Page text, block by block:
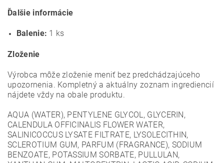
Ďalšie informácie
Balenie: 1 ks
Zloženie
Výrobca môže zloženie meniť bez predchádzajúceho
upozornenia. Kompletný a aktuálny zoznam ingrediencií
nájdete vždy na obale produktu.
AQUA (WATER), PENTYLENE GLYCOL, GLYCERIN,
CALENDULA OFFICINALIS FLOWER WATER,
SALINICOCCUS LYSATE FILTRATE, LYSOLECITHIN,
SCLEROTIUM GUM, PARFUM (FRAGRANCE), SODIUM
BENZOATE, POTASSIUM SORBATE, PULLULAN,